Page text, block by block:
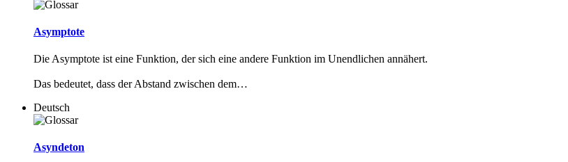
Asymptote
Die Asymptote ist eine Funktion, der sich eine andere Funktion im Unendlichen annähert.
Das bedeutet, dass der Abstand zwischen dem…
Deutsch
Asyndeton